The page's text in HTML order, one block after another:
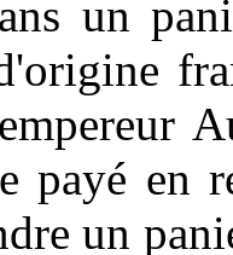
un
payé en
un